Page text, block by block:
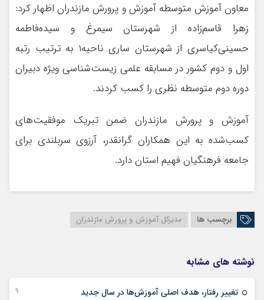
معاون آموزش متوسطه آموزش و پرورش مازندران اظهار کرد:
زهرا قاسم‌زاده از شهرستان سیمرغ و سیده‌فاطمه
حسینی‌کیاسری از شهرستان ساری ناحیه۱ به ترتیب رتبه
اول و دوم کشور در مسابقه علمی زیست‌شناسی ویژه دبیران
دوره دوم متوسطه نظری را کسب کردند.
آموزش و پرورش مازندران ضمن تبریک موفقیت‌های
کسب‌شده به این همکاران گرانقدر، آرزوی سربلندی برای
جامعه فرهنگیان فهیم استان دارد.
برچسب ها مدیرکل آموزش و پرورش مازندران
نوشته های مشابه
تغییر رفتار، هدف اصلی آموزش‌ها در سال جدید 29 جولای 2025